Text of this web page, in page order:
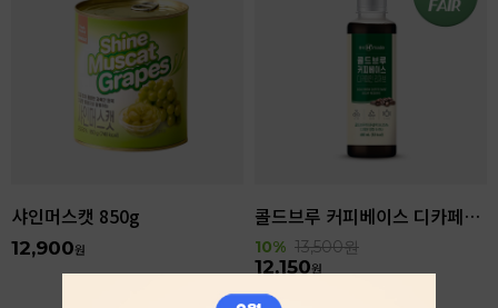
샤인머스캣 850g
12,900원
콜드브루 커피베이스 디카페인 리저브 440ml
10% 13,500원
12,150원